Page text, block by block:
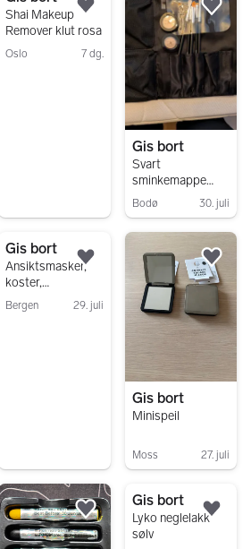
Shai Makeup
Remover klut rosa
Oslo 7 dg.
Legg til som favoritt.
Gis bort
Svart
sminkemappe
med noen koster
Bodø 30. juli
Gis bort
Ansiktsmasker,
koster,
sminke+rensemat
Bergen 29. juli
Legg til som favoritt.
Gis bort
Minispeil
Moss 27. juli
Legg til som favoritt.
Gis bort
Lyko neglelakk
sølv